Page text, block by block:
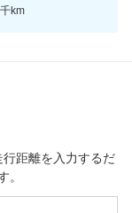
km
距離を入力するだ
。